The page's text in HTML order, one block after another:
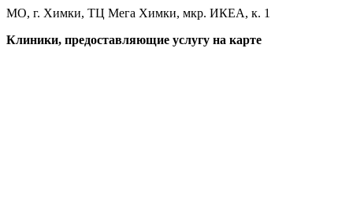
МО, г. Химки, ТЦ Мега Химки, мкр. ИКЕА, к. 1
Клиники, предоставляющие услугу на карте